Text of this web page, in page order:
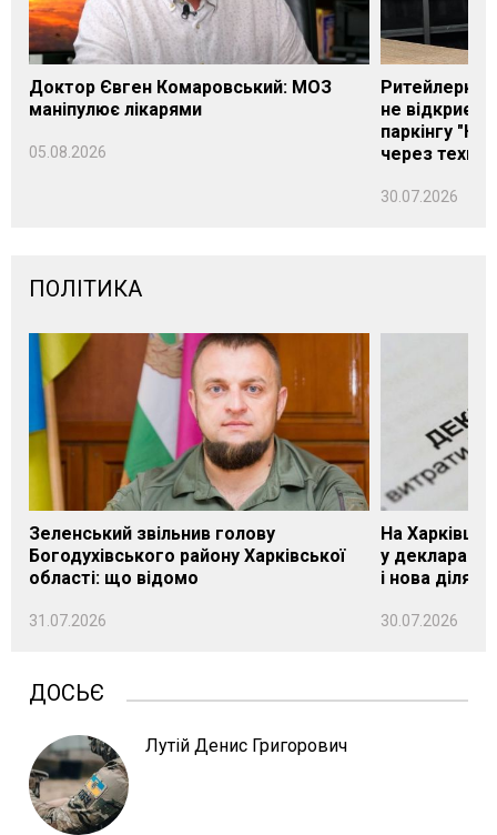
Доктор Євген Комаровський: МОЗ
маніпулює лікарями
05.08.2026
Ритейлерка
не
паркінгу
через
30.07.2026
ПОЛІТИКА
Зеленський звільнив голову
Богодухівського району Харківської
області: що відомо
31.07.2026
На
у декларації
і нова
30.07.2026
ДОСЬЄ
Лутій Денис Григорович